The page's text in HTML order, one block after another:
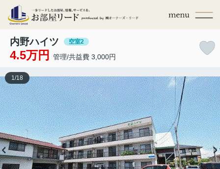
内野ハイツ 空室2
4.5万円 管理/共益費 3,000円
1 /18